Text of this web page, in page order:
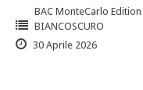
BAC MonteCarlo Edition
BIANCOSCURO
30 Aprile 2026